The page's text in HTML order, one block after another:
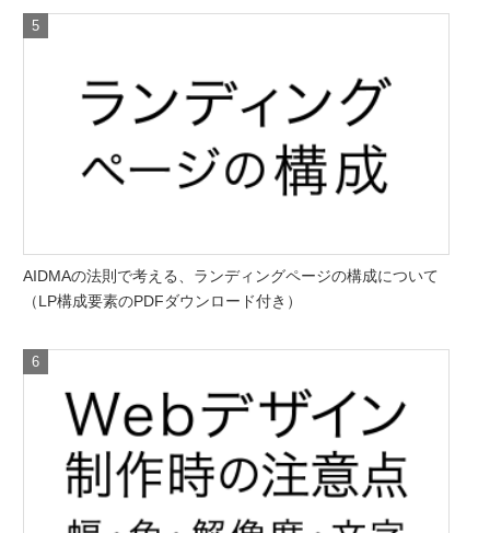
AIDMAの法則で考える、ランディングページの構成について
（LP構成要素のPDFダウンロード付き）